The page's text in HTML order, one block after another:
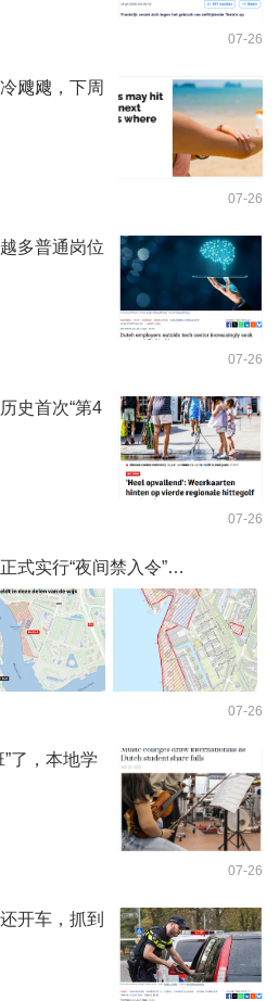
07-26
飕飕，下周
07-26
多普通岗位
07-26
史首次“第4
07-26
式实行“夜间禁入令”…
07-26
了，本地学
07-26
开车，抓到